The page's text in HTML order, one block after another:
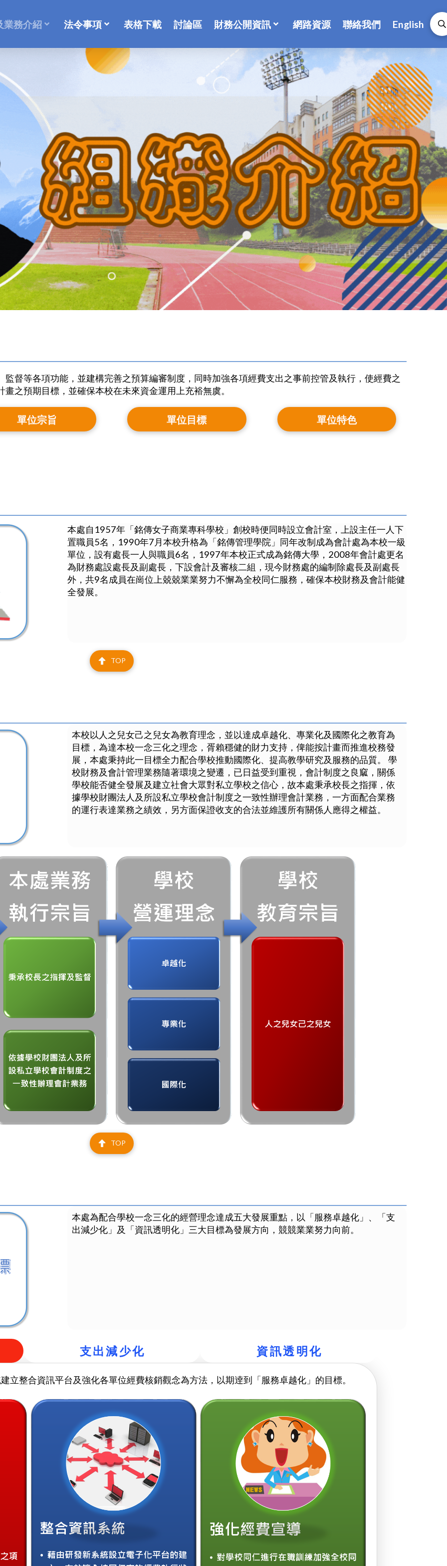
業務介紹 法令事項 表格下載 討論區 財務公開資訊 網路資源 聯絡我們 English
督等各項功能，並建構完善之預算編審制度，同時加強各項經費支出之事前控管及執行，使經費之
之預期目標，並確保本校在未來資金運用上充裕無虞。
單位宗旨 單位目標 單位特色
本處自1957年「銘傳女子商業專科學校」創校時便同時設立會計室，上設主任一人下
置職員5名，1990年7月本校升格為「銘傳管理學院」同年改制成為會計處為本校一級
單位，設有處長一人與職員6名，1997年本校正式成為銘傳大學，2008年會計處更名
為財務處設處長及副處長，下設會計及審核二組，現今財務處的編制除處長及副處長
外，共9名成員在崗位上兢兢業業努力不懈為全校同仁服務，確保本校財務及會計能健
全發展。
TOP
本校以人之兒女己之兒女為教育理念，並以達成卓越化、專業化及國際化之教育為
目標，為達本校一念三化之理念，胥賴穩健的財力支持，俾能按計畫而推進校務發
展，本處秉持此一目標全力配合學校推動國際化、提高教學研究及服務的品質。 學
校財務及會計管理業務隨著環境之變遷，已日益受到重視，會計制度之良窳，關係
學校能否健全發展及建立社會大眾對私立學校之信心，故本處秉承校長之指揮，依
據學校財團法人及所設私立學校會計制度之一致性辦理會計業務，一方面配合業務
的運行表達業務之績效，另方面保證收支的合法並維護所有關係人應得之權益。
TOP
本處為配合學校一念三化的經營理念達成五大發展重點，以「服務卓越化」、「支
出減少化」及「資訊透明化」三大目標為發展方向，競競業業努力向前。
支出減少化 資訊透明化
立整合資訊平台及強化各單位經費核銷觀念為方法，以期逹到「服務卓越化」的目標。